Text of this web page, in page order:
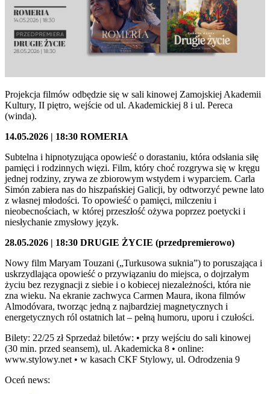
Projekcja filmów odbędzie się w sali kinowej Zamojskiej Akademii
Kultury, II piętro, wejście od ul. Akademickiej 8 i ul. Pereca
(winda).
14.05.2026 | 18:30 ROMERIA
Subtelna i hipnotyzująca opowieść o dorastaniu, która odsłania siłę
pamięci i rodzinnych więzi. Film, który choć rozgrywa się w kręgu
jednej rodziny, zrywa ze zbiorowym wstydem i wyparciem. Carla
Simón zabiera nas do hiszpańskiej Galicji, by odtworzyć pewne lato
z własnej młodości. To opowieść o pamięci, milczeniu i
nieobecnościach, w której przeszłość ożywa poprzez poetycki i
niesłychanie zmysłowy język.
28.05.2026 | 18:30 DRUGIE ŻYCIE (przedpremierowo)
Nowy film Maryam Touzani („Turkusowa suknia”) to poruszająca i
uskrzydlająca opowieść o przywiązaniu do miejsca, o dojrzałym
życiu bez rezygnacji z siebie i o kobiecej niezależności, która nie
zna wieku. Na ekranie zachwyca Carmen Maura, ikona filmów
Almodóvara, tworząc jedną z najbardziej magnetycznych i
energetycznych ról ostatnich lat – pełną humoru, uporu i czułości.
Bilety: 22/25 zł Sprzedaż biletów: • przy wejściu do sali kinowej
(30 min. przed seansem), ul. Akademicka 8 • online:
www.stylowy.net • w kasach CKF Stylowy, ul. Odrodzenia 9
Oceń news: